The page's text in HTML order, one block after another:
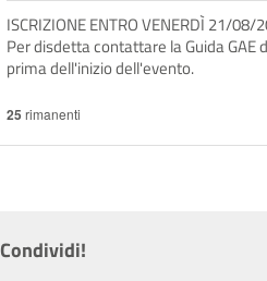
ISCRIZIONE ENTRO VENERDÌ 21/08/
Per disdetta contattare la Guida
prima dell'inizio dell'evento.
25 rimanenti
Condividi!